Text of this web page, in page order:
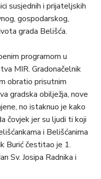
susjednih i prijateljskih
gospodarskog,
grada Belišća.
programom u
MIR. Gradonačelnik
obratio prisutnim
gradska obilježja, nove
no istaknuo je kako
čovjek jer su ljudi ti koji
i Belišćanima
Burić čestitao je 1.
Sv. Josipa Radnika i